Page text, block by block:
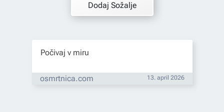
Dodaj Sožalje
Počivaj v miru
osmrtnica.com 13. april 2026